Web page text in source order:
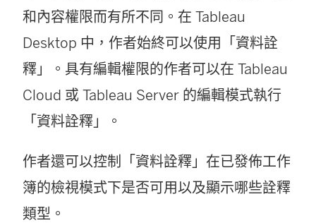
和內容權限而有所不同。在 Tableau
Desktop 中，作者始終可以使用「資料詮
釋」。具有編輯權限的作者可以在 Tableau
Cloud 或 Tableau Server 的編輯模式執行
「資料詮釋」。
作者還可以控制「資料詮釋」在已發佈工作
簿的檢視模式下是否可用以及顯示哪些詮釋
類型。